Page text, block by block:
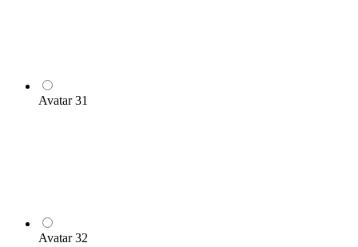
Avatar 31
Avatar 32